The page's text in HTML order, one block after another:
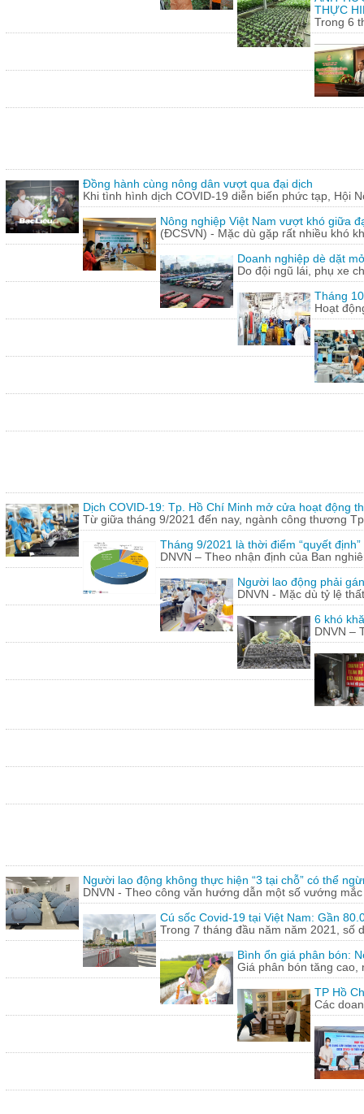
THỰC
Trong 6
Đồng hành cùng nông dân vượt qua đại dịch
Khi tình hình dịch COVID-19 diễn biến phức tạp, Hội
Nông nghiệp Việt Nam vượt khó giữa
(ĐCSVN) - Mặc dù gặp rất nhiều khó
Doanh nghiệp dè dặt
Do đội ngũ lái, phụ xe
Tháng
Hoạt
Dịch COVID-19: Tp. Hồ Chí Minh mở cửa hoạt động
Từ giữa tháng 9/2021 đến nay, ngành công thương
Tháng 9/2021 là thời điểm “quyết
DNVN – Theo nhận định của Ban
Người lao động phải
DNVN - Mặc dù tỷ lệ
6 khó
DNVN –
Người lao động không thực hiện “3 tại chỗ” có thể
DNVN - Theo công văn hướng dẫn một số vướng
Cú sốc Covid-19 tại Việt Nam: Gần
Trong 7 tháng đầu năm năm 2021, số
Bình ổn giá phân bón:
Giá phân bón tăng
TP Hồ
Các